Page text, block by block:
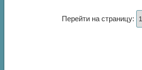
Перейти на страницу: